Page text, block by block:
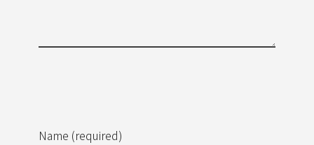
Name (required)